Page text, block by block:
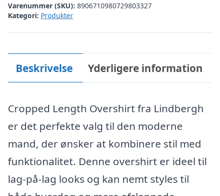
Varenummer (SKU): 8906710980729803327
Kategori: Produkter
Beskrivelse Yderligere information
Cropped Length Overshirt fra Lindbergh
er det perfekte valg til den moderne
mand, der ønsker at kombinere stil med
funktionalitet. Denne overshirt er ideel til
lag-på-lag looks og kan nemt styles til